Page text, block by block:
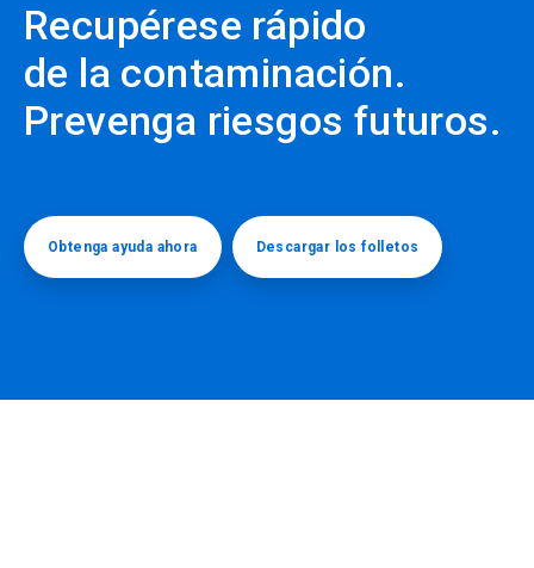
Recupérese rápido
de la contaminación.
Prevenga riesgos futuros.
Obtenga ayuda ahora Descargar los folletos